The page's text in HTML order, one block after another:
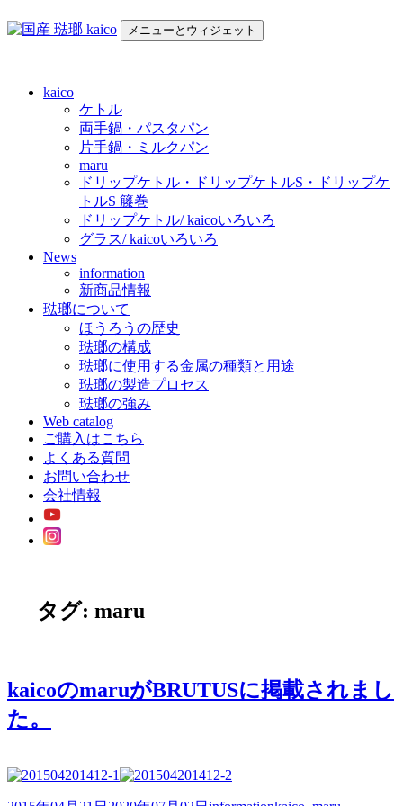
ン
メニューとウィジェット
kaico
ケトル
両手鍋・パスタパン
片手鍋・ミルクパン
maru
ドリップケトル・ドリップケトルS・ドリップケ
トルS 籐巻
ドリップケトル/ kaicoいろいろ
グラス/ kaicoいろいろ
News
information
新商品情報
琺瑯について
ほうろうの歴史
琺瑯の構成
琺瑯に使用する金属の種類と用途
琺瑯の製造プロセス
琺瑯の強み
Web catalog
ご購入はこちら
よくある質問
お問い合わせ
会社情報
タグ:maru
kaicoのmaruがBRUTUSに掲載されまし
た。